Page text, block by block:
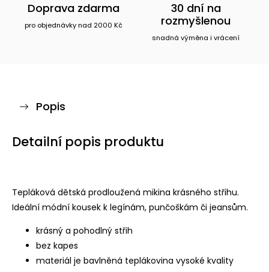
Doprava zdarma
pro objednávky nad 2000 Kč
30 dní na
rozmyšlenou
snadná výměna i vrácení
Popis
Detailní popis produktu
Tepláková dětská prodloužená mikina krásného střihu.
Ideální módní kousek k legínám, punčoškám či jeansům.
krásný a pohodlný střih
bez kapes
materiál je bavlněná teplákovina vysoké kvality